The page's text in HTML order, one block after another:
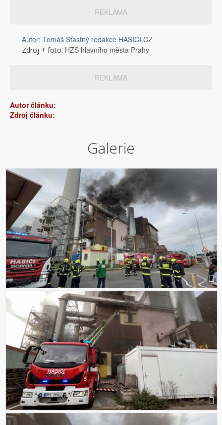
REKLAMA
Autor: Tomáš Šťastný redakce HASIČI.CZ
Zdroj + foto: HZS hlavního města Prahy
REKLAMA
Autor článku:
Zdroj článku:
Galerie